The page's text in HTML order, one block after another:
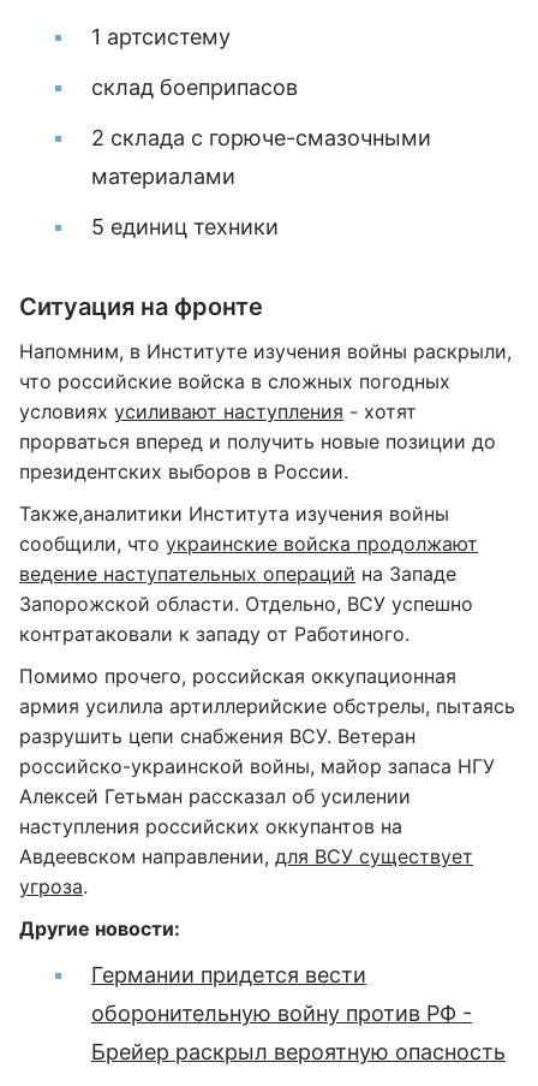
1 артсистему
склад боеприпасов
2 склада с горюче-смазочными
материалами
5 единиц техники
Ситуация на фронте
Напомним, в Институте изучения войны раскрыли,
что российские войска в сложных погодных
условиях усиливают наступления - хотят
прорваться вперед и получить новые позиции до
президентских выборов в России.
Также,аналитики Института изучения войны
сообщили, что украинские войска продолжают
ведение наступательных операций на Западе
Запорожской области. Отдельно, ВСУ успешно
контратаковали к западу от Работиного.
Помимо прочего, российская оккупационная
армия усилила артиллерийские обстрелы, пытаясь
разрушить цепи снабжения ВСУ. Ветеран
российско-украинской войны, майор запаса НГУ
Алексей Гетьман рассказал об усилении
наступления российских оккупантов на
Авдеевском направлении, для ВСУ существует
угроза.
Другие новости:
Германии придется вести
оборонительную войну против РФ -
Брейер раскрыл вероятную опасность